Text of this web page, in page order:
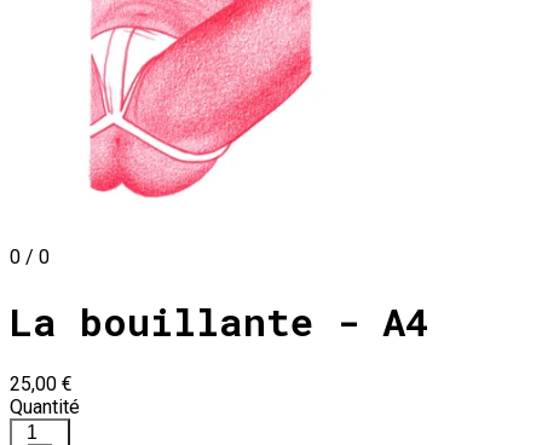
0 / 0
La bouillante - A4
25,00 €
Quantité
1